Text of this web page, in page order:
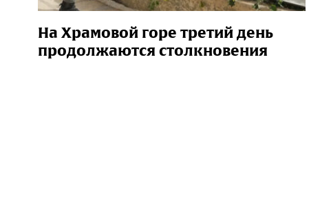
На Храмовой горе третий день
продолжаются столкновения